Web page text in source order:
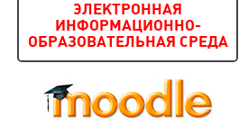
ЭЛЕКТРОННАЯ
ИНФОРМАЦИОННО-
ОБРАЗОВАТЕЛЬНАЯ СРЕДА